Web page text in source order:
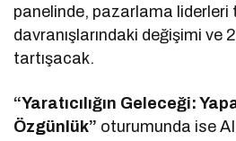
panelinde, pazarlama liderleri
davranışlarındaki değişimi ve
tartışacak.
“Yaratıcılığın Geleceği:
Özgünlük” oturumunda ise